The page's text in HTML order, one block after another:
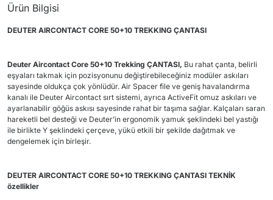
Ürün Bilgisi
DEUTER AIRCONTACT CORE 50+10 TREKKING ÇANTASI
Deuter Aircontact Core 50+10 Trekking ÇANTASI, Bu rahat çanta, belirli
eşyaları takmak için pozisyonunu değiştirebileceğiniz modüler askıları
sayesinde oldukça çok yönlüdür. Air Spacer file ve geniş havalandırma
kanalı ile Deuter Aircontact sırt sistemi, ayrıca ActiveFit omuz askıları ve
ayarlanabilir göğüs askısı sayesinde rahat bir taşıma sağlar. Kalçaları saran
hareketli bel desteği ve Deuter’in ergonomik yamuk şeklindeki bel yastığı
ile birlikte Y şeklindeki çerçeve, yükü etkili bir şekilde dağıtmak ve
dengelemek için birleşir.
DEUTER AIRCONTACT CORE 50+10 TREKKING ÇANTASI TEKNİK
özellikler